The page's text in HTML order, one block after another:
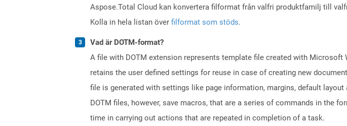
Aspose.Total Cloud kan konvertera filformat från valfri produktfamilj till
Kolla in hela listan över filformat som stöds.
Vad är DOTM-format?
A file with DOTM extension represents template file created with
retains the user defined settings for reuse in case of creating new
file is generated with settings like page information, margins, default
DOTM files, however, save macros, that are a series of commands in the
time in carrying out actions that are repeated in completion of a task.